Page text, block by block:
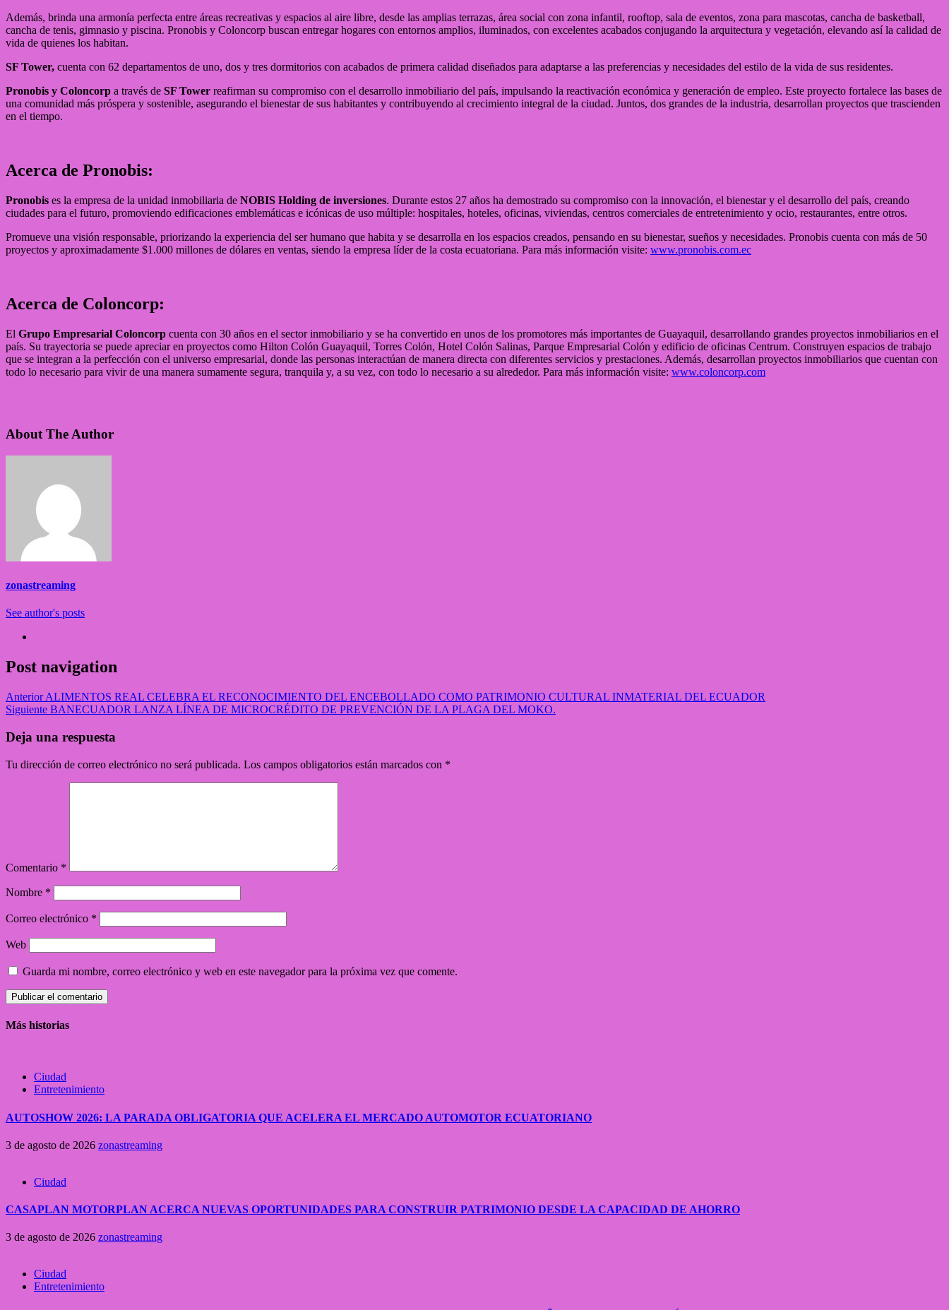
Además, brinda una armonía perfecta entre áreas recreativas y espacios al aire libre, desde las amplias terrazas, área social con zona infantil, rooftop, sala de eventos, zona para mascotas, cancha de basketball,
cancha de tenis, gimnasio y piscina. Pronobis y Coloncorp buscan entregar hogares con entornos amplios, iluminados, con excelentes acabados conjugando la arquitectura y vegetación, elevando así la calidad de
vida de quienes los habitan.
SF Tower, cuenta con 62 departamentos de uno, dos y tres dormitorios con acabados de primera calidad diseñados para adaptarse a las preferencias y necesidades del estilo de la vida de sus residentes.
Pronobis y Coloncorp a través de SF Tower reafirman su compromiso con el desarrollo inmobiliario del país, impulsando la reactivación económica y generación de empleo. Este proyecto fortalece las bases de
una comunidad más próspera y sostenible, asegurando el bienestar de sus habitantes y contribuyendo al crecimiento integral de la ciudad. Juntos, dos grandes de la industria, desarrollan proyectos que trascienden
en el tiempo.
Acerca de Pronobis:
Pronobis es la empresa de la unidad inmobiliaria de NOBIS Holding de inversiones. Durante estos 27 años ha demostrado su compromiso con la innovación, el bienestar y el desarrollo del país, creando
ciudades para el futuro, promoviendo edificaciones emblemáticas e icónicas de uso múltiple: hospitales, hoteles, oficinas, viviendas, centros comerciales de entretenimiento y ocio, restaurantes, entre otros.
Promueve una visión responsable, priorizando la experiencia del ser humano que habita y se desarrolla en los espacios creados, pensando en su bienestar, sueños y necesidades. Pronobis cuenta con más de 50
proyectos y aproximadamente $1.000 millones de dólares en ventas, siendo la empresa líder de la costa ecuatoriana. Para más información visite: www.pronobis.com.ec
Acerca de Coloncorp:
El Grupo Empresarial Coloncorp cuenta con 30 años en el sector inmobiliario y se ha convertido en unos de los promotores más importantes de Guayaquil, desarrollando grandes proyectos inmobiliarios en el
país. Su trayectoria se puede apreciar en proyectos como Hilton Colón Guayaquil, Torres Colón, Hotel Colón Salinas, Parque Empresarial Colón y edificio de oficinas Centrum. Construyen espacios de trabajo
que se integran a la perfección con el universo empresarial, donde las personas interactúan de manera directa con diferentes servicios y prestaciones. Además, desarrollan proyectos inmobiliarios que cuentan con
todo lo necesario para vivir de una manera sumamente segura, tranquila y, a su vez, con todo lo necesario a su alrededor. Para más información visite: www.coloncorp.com
About The Author
zonastreaming
See author's posts
Post navigation
AnteriorALIMENTOS REAL CELEBRA EL RECONOCIMIENTO DEL ENCEBOLLADO COMO PATRIMONIO CULTURAL INMATERIAL DEL ECUADOR
Siguiente BANECUADOR LANZA LÍNEA DE MICROCRÉDITO DE PREVENCIÓN DE LA PLAGA DEL MOKO.
Deja una respuesta
Tu dirección de correo electrónico no será publicada. Los campos obligatorios están marcados con *
Comentario *
Nombre *
Correo electrónico *
Web
Guarda mi nombre, correo electrónico y web en este navegador para la próxima vez que comente.
Más historias
Ciudad
Entretenimiento
AUTOSHOW 2026: LA PARADA OBLIGATORIA QUE ACELERA EL MERCADO AUTOMOTOR ECUATORIANO
3 de agosto de 2026 zonastreaming
Ciudad
CASAPLAN MOTORPLAN ACERCA NUEVAS OPORTUNIDADES PARA CONSTRUIR PATRIMONIO DESDE LA CAPACIDAD DE AHORRO
3 de agosto de 2026 zonastreaming
Ciudad
Entretenimiento